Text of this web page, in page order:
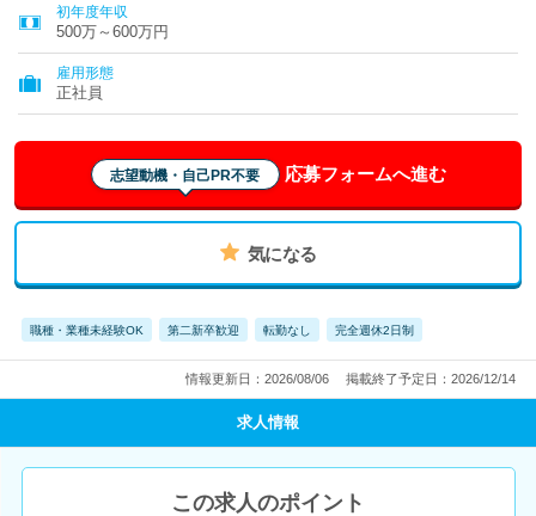
初年度年収
500万～600万円
雇用形態
正社員
志望動機・自己PR不要 応募フォームへ進む
気になる
職種・業種未経験OK 第二新卒歓迎 転勤なし 完全週休2日制
情報更新日：2026/08/06 掲載終了予定日：2026/12/14
求人情報
この求人のポイント